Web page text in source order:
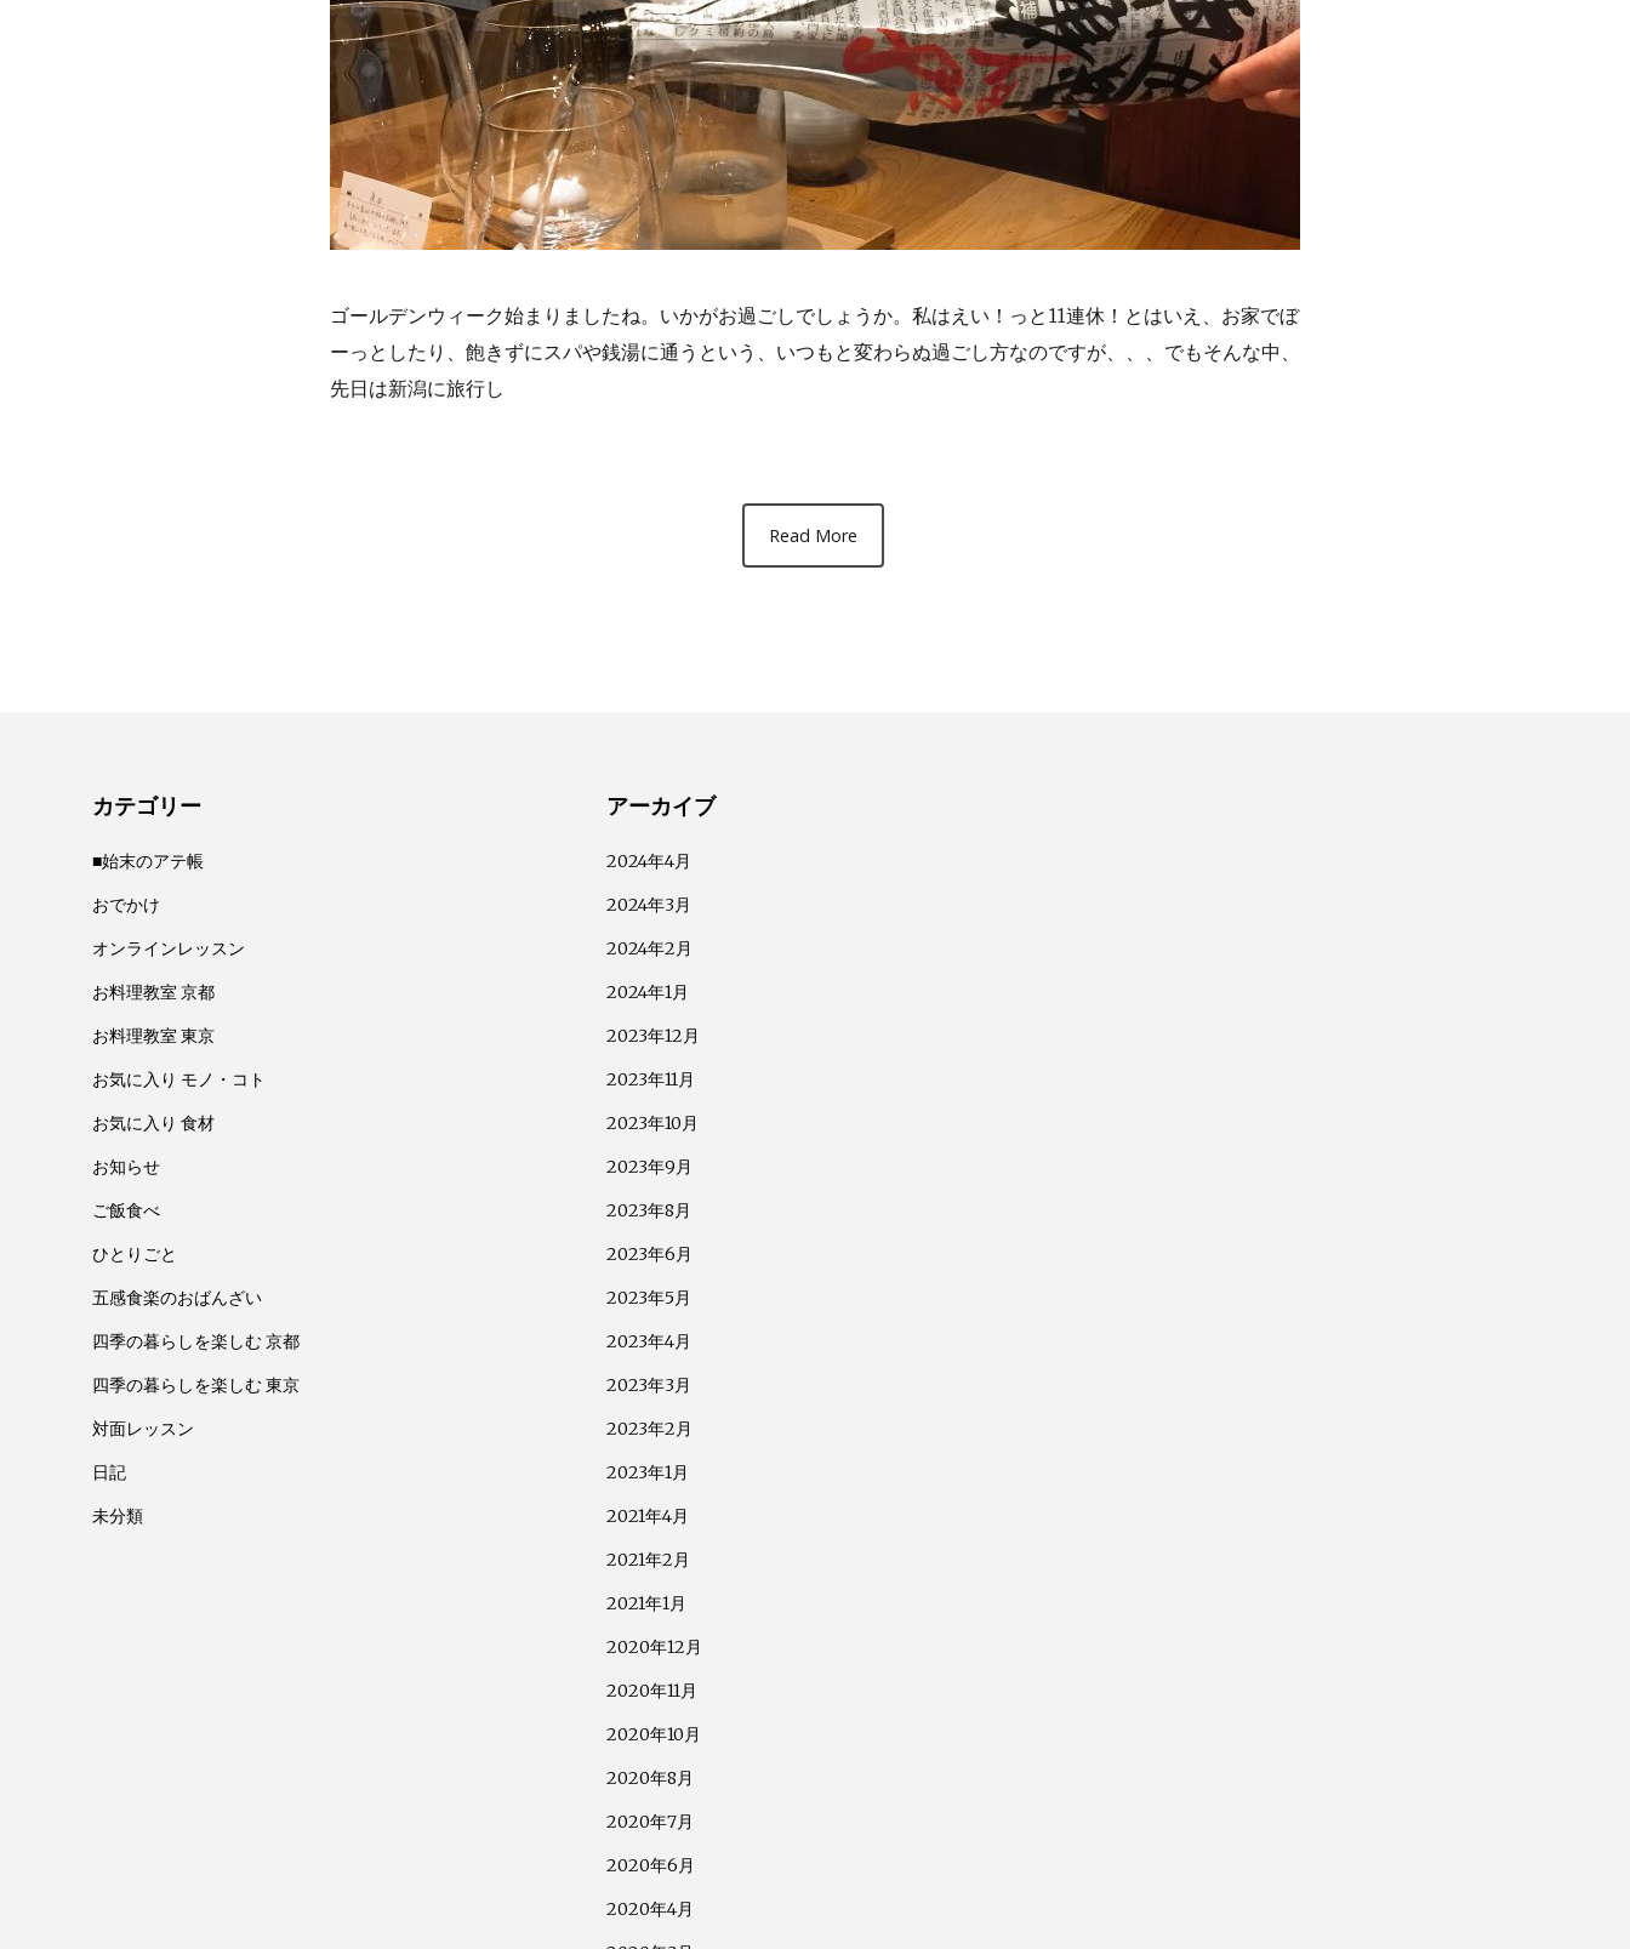
ゴールデンウィーク始まりましたね。いかがお過ごしでしょうか。私はえい！っと11連休！とはいえ、お家でぼ
ーっとしたり、飽きずにスパや銭湯に通うという、いつもと変わらぬ過ごし方なのですが、、、でもそんな中、
先日は新潟に旅行し
Read More
カテゴリー
■始末のアテ帳
おでかけ
オンラインレッスン
お料理教室 京都
お料理教室 東京
お気に入り モノ・コト
お気に入り 食材
お知らせ
ご飯食べ
ひとりごと
五感食楽のおばんざい
四季の暮らしを楽しむ 京都
四季の暮らしを楽しむ 東京
対面レッスン
日記
未分類
アーカイブ
2024年4月
2024年3月
2024年2月
2024年1月
2023年12月
2023年11月
2023年10月
2023年9月
2023年8月
2023年6月
2023年5月
2023年4月
2023年3月
2023年2月
2023年1月
2021年4月
2021年2月
2021年1月
2020年12月
2020年11月
2020年10月
2020年8月
2020年7月
2020年6月
2020年4月